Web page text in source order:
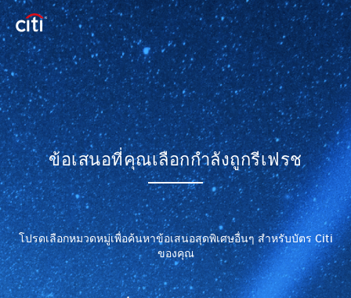
ข้อเสนอที่คุณเลือกกำลังถูกรีเฟรช
โปรดเลือกหมวดหมู่เพื่อค้นหาข้อเสนอสุดพิเศษอื่นๆ สำหรับบัตร Citi
ของคุณ